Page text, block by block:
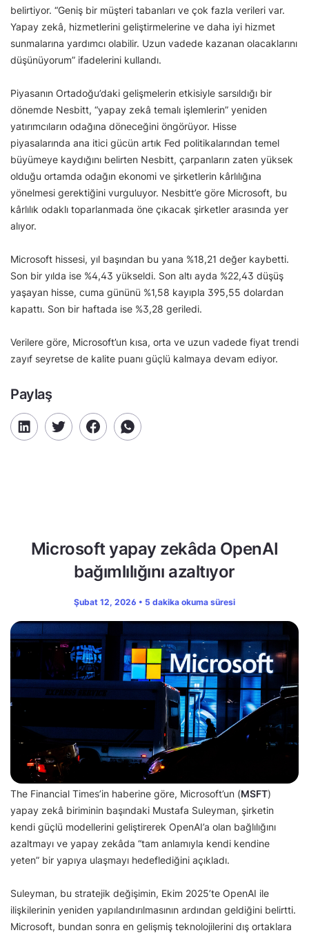
belirtiyor. “Geniş bir müşteri tabanları ve çok fazla verileri var.
Yapay zekâ, hizmetlerini geliştirmelerine ve daha iyi hizmet
sunmalarına yardımcı olabilir. Uzun vadede kazanan olacaklarını
düşünüyorum” ifadelerini kullandı.
Piyasanın Ortadoğu’daki gelişmelerin etkisiyle sarsıldığı bir
dönemde Nesbitt, “yapay zekâ temalı işlemlerin” yeniden
yatırımcıların odağına döneceğini öngörüyor. Hisse
piyasalarında ana itici gücün artık Fed politikalarından temel
büyümeye kaydığını belirten Nesbitt, çarpanların zaten yüksek
olduğu ortamda odağın ekonomi ve şirketlerin kârlılığına
yönelmesi gerektiğini vurguluyor. Nesbitt’e göre Microsoft, bu
kârlılık odaklı toparlanmada öne çıkacak şirketler arasında yer
alıyor.
Microsoft hissesi, yıl başından bu yana %18,21 değer kaybetti.
Son bir yılda ise %4,43 yükseldi. Son altı ayda %22,43 düşüş
yaşayan hisse, cuma gününü %1,58 kayıpla 395,55 dolardan
kapattı. Son bir haftada ise %3,28 geriledi.
Verilere göre, Microsoft’un kısa, orta ve uzun vadede fiyat trendi
zayıf seyretse de kalite puanı güçlü kalmaya devam ediyor.
Paylaş
Microsoft yapay zekâda OpenAI
bağımlılığını azaltıyor
Şubat 12, 2026 • 5 dakika okuma süresi
The Financial Times’in haberine göre, Microsoft’un (MSFT)
yapay zekâ biriminin başındaki Mustafa Suleyman, şirketin
kendi güçlü modellerini geliştirerek OpenAI’a olan bağlılığını
azaltmayı ve yapay zekâda “tam anlamıyla kendi kendine
yeten” bir yapıya ulaşmayı hedeflediğini açıkladı.
Suleyman, bu stratejik değişimin, Ekim 2025’te OpenAI ile
ilişkilerinin yeniden yapılandırılmasının ardından geldiğini belirtti.
Microsoft, bundan sonra en gelişmiş teknolojilerini dış ortaklara